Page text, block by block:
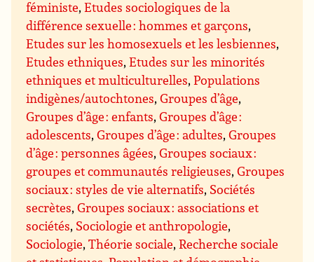
féministe,Etudes sociologiques de la
différence sexuelle : hommes et garçons,
Etudes sur les homosexuels et les lesbiennes,
Etudes ethniques,Etudes sur les minorités
ethniques et multiculturelles,Populations
indigènes/autochtones,Groupes d’âge,
Groupes d’âge : enfants,Groupes d’âge :
adolescents,Groupes d’âge : adultes,Groupes
d’âge : personnes âgées,Groupes sociaux :
groupes et communautés religieuses,Groupes
sociaux : styles de vie alternatifs, Sociétés
secrètes,Groupes sociaux : associations et
sociétés, Sociologie et anthropologie,
Sociologie,Théorie sociale,Recherche sociale